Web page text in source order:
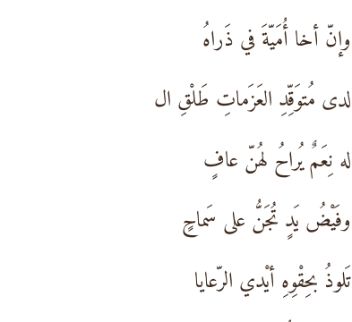
وإنّ أخا أُمَيّةَ في ذَراهُ
لدى مُتوَقِّدِ العَزَماتِ طَلْقِ ال
له نِعَمٌ يُراحُ لهُنّ عافٍ
وفَيْضُ يَدٍ تُجَنُّ على سَماحٍ
تَلوذُ بحِقْوِهِ أيْدي الرّعايا